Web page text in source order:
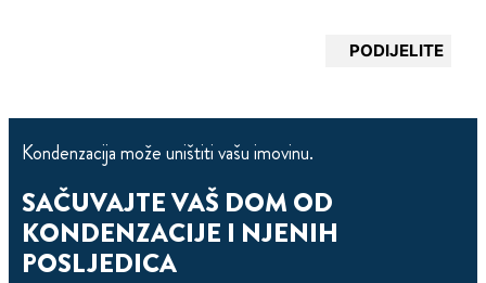
PODIJELITE
Kondenzacija može uništiti vašu imovinu.
SAČUVAJTE VAŠ DOM OD
KONDENZACIJE I NJENIH
POSLJEDICA